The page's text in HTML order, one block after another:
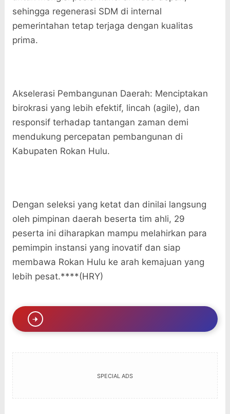
sehingga regenerasi SDM di internal
pemerintahan tetap terjaga dengan kualitas
prima.
​Akselerasi Pembangunan Daerah: Menciptakan
birokrasi yang lebih efektif, lincah (agile), dan
responsif terhadap tantangan zaman demi
mendukung percepatan pembangunan di
Kabupaten Rokan Hulu.
​Dengan seleksi yang ketat dan dinilai langsung
oleh pimpinan daerah beserta tim ahli, 29
peserta ini diharapkan mampu melahirkan para
pemimpin instansi yang inovatif dan siap
membawa Rokan Hulu ke arah kemajuan yang
lebih pesat.****(HRY)
SPECIAL ADS